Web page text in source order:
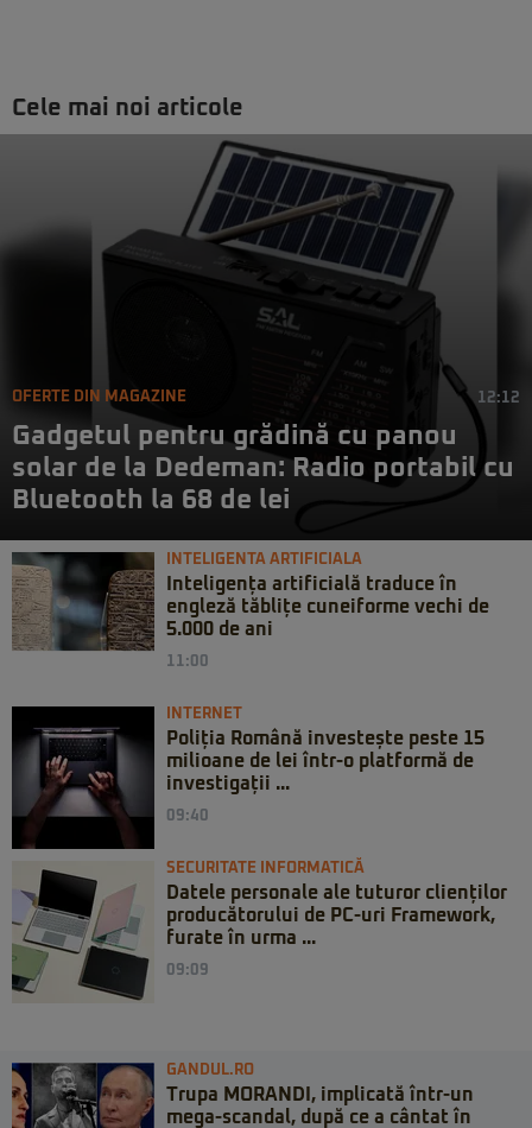
Cele mai noi articole
OFERTE DIN MAGAZINE 12:12
Gadgetul pentru grădină cu panou
solar de la Dedeman: Radio portabil cu
Bluetooth la 68 de lei
INTELIGENTA ARTIFICIALA
Inteligența artificială traduce în
engleză tăblițe cuneiforme vechi de
5.000 de ani
11:00
INTERNET
Poliția Română investește peste 15
milioane de lei într-o platformă de
investigații ...
09:40
SECURITATE INFORMATICĂ
Datele personale ale tuturor clienților
producătorului de PC-uri Framework,
furate în urma ...
09:09
GANDUL.RO
Trupa MORANDI, implicată într-un
mega-scandal, după ce a cântat în